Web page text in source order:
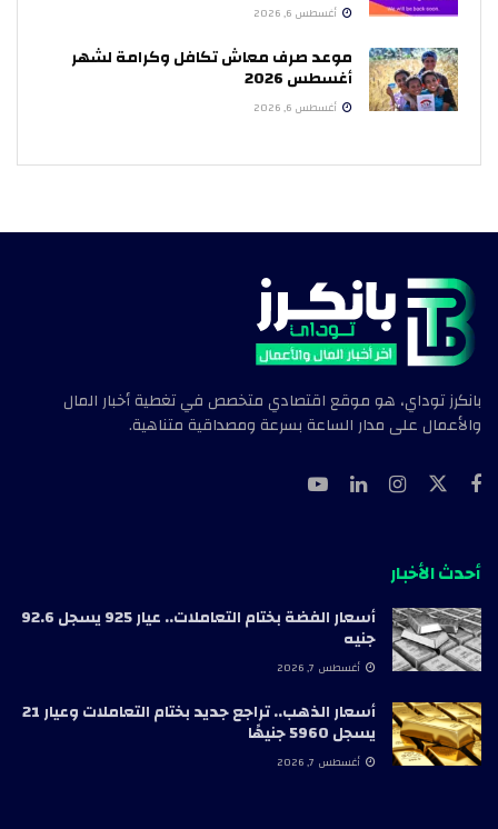
أغسطس 6, 2026
موعد صرف معاش تكافل وكرامة لشهر
أغسطس 2026
أغسطس 6, 2026
بانكرز توداي، هو موقع اقتصادي متخصص في تغطية أخبار المال
والأعمال على مدار الساعة بسرعة ومصداقية متناهية.
أحدث الأخبار
أسعار الفضة بختام التعاملات.. عيار 925 يسجل 92.6
جنيه
أغسطس 7, 2026
أسعار الذهب.. تراجع جديد بختام التعاملات وعيار 21
يسجل 5960 جنيهًا
أغسطس 7, 2026